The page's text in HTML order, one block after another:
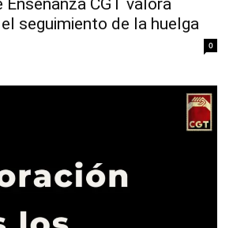
Enseñanza CGT valora
seguimiento de la huelga
0